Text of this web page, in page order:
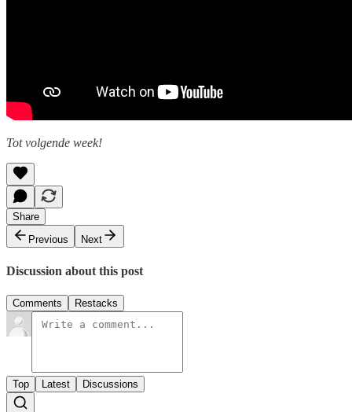
Tot volgende week!
Share
Previous
Next
Discussion about this post
Comments Restacks
Top Latest Discussions